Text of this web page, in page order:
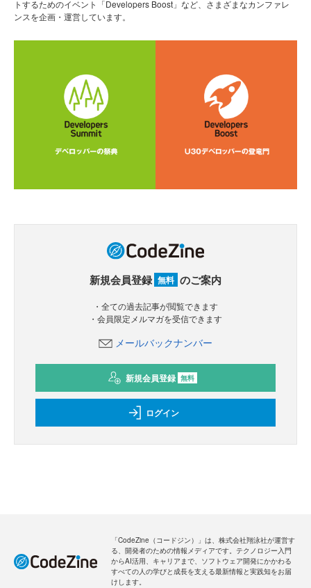
トするためのイベント「Developers Boost」など、さまざまなカンファレ
ンスを企画・運営しています。
新規会員登録 無料 のご案内
・全ての過去記事が閲覧できます
・会員限定メルマガを受信できます
メールバックナンバー
新規会員登録 無料
ログイン
「CodeZine（コードジン）」は、株式会社翔泳社が運営す
る、開発者のための情報メディアです。テクノロジー入門
からAI活用、キャリアまで、ソフトウェア開発にかかわる
すべての人の学びと成長を支える最新情報と実践知をお届
けします。